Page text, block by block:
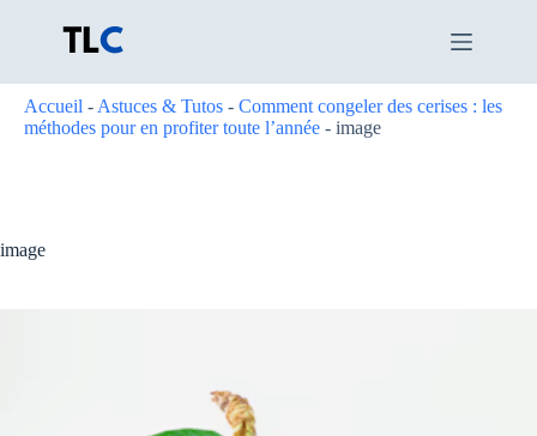
Accueil - Astuces & Tutos - Comment congeler des cerises : les
méthodes pour en profiter toute l’année - image
image